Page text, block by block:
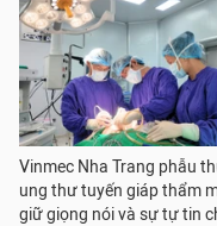
Vinmec Nha Trang phẫu
ung thư tuyến giáp thẩm
giữ giọng nói và sự tự tin